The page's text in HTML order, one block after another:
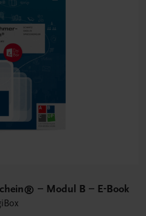
– Modul B – E-Book